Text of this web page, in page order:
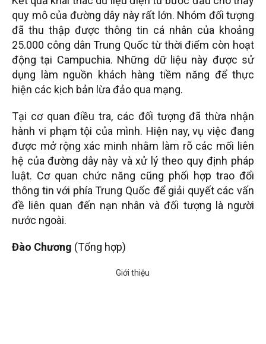
quy mô của đường dây này rất lớn. Nhóm đối tượng
đã thu thập được thông tin cá nhân của khoảng
25.000 công dân Trung Quốc từ thời điểm còn hoạt
động tại Campuchia. Những dữ liệu này được sử
dụng làm nguồn khách hàng tiềm năng để thực
hiện các kịch bản lừa đảo qua mạng.
Tại cơ quan điều tra, các đối tượng đã thừa nhận
hành vi phạm tội của mình. Hiện nay, vụ việc đang
được mở rộng xác minh nhằm làm rõ các mối liên
hệ của đường dây này và xử lý theo quy định pháp
luật. Cơ quan chức năng cũng phối hợp trao đổi
thông tin với phía Trung Quốc để giải quyết các vấn
đề liên quan đến nạn nhân và đối tượng là người
nước ngoài.
Đào Chương (Tổng hợp)